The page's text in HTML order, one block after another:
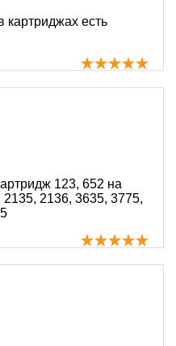
картриджах есть
123, 652 на
2136, 3635, 3775,